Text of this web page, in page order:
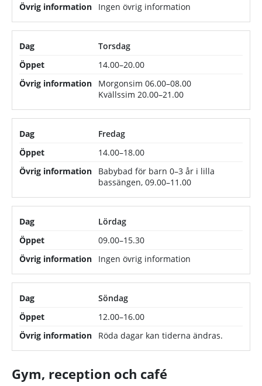
Ingen övrig information
Torsdag
14.00–20.00
Morgonsim 06.00–08.00
Kvällssim 20.00–21.00
Fredag
14.00–18.00
Babybad för barn 0–3 år i lilla
bassängen, 09.00–11.00
Lördag
09.00–15.30
Ingen övrig information
Söndag
12.00–16.00
Röda dagar kan tiderna ändras.
Gym, reception och café